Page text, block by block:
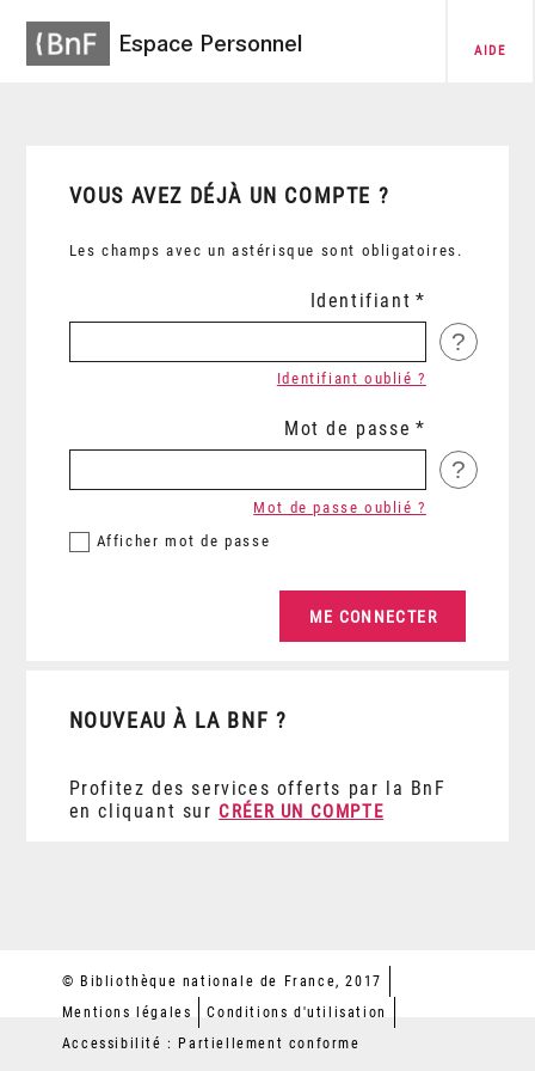
Espace Personnel AIDE
VOUS AVEZ DÉJÀ UN COMPTE ?
Les champs avec un astérisque sont obligatoires.
Identifiant
?
Identifiant oublié ?
Mot de passe
?
Afficher mot de passe
Mot de passe oublié ?
NOUVEAU À LA BNF ?
Profitez des services offerts par la BnF
en cliquant sur CRÉER UN COMPTE
© Bibliothèque nationale de France, 2017
Mentions légales
Conditions d'utilisation
Accessibilité : Partiellement conforme